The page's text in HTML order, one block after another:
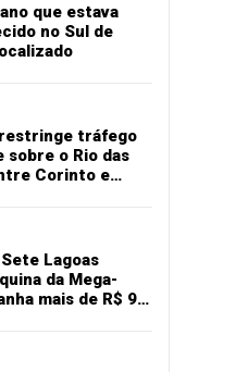
que estava
no Sul de
restringe tráfego
sobre o Rio das
Corinto e
Lagoas
da Mega-
mais de R$ 94